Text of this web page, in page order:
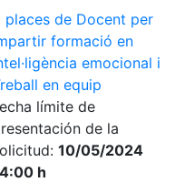
places de Docent per
formació en
emocional i
en equip
límite de
de la
10/05/2024
h